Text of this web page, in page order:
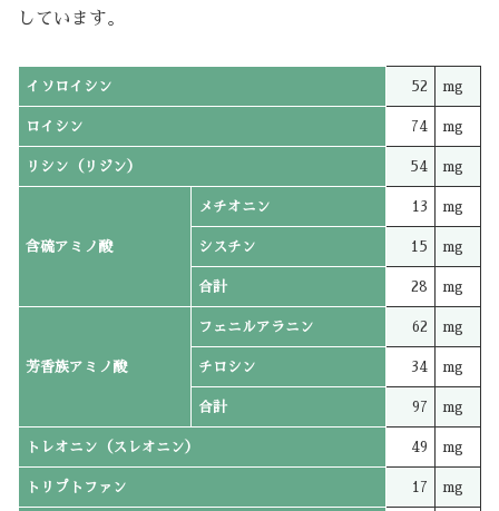
しています。
イソロイシン 52 mg
ロイシン 74 mg
リシン（リジン） 54 mg
含硫アミノ酸
メチオニン 13 mg
シスチン 15 mg
合計 28 mg
芳香族アミノ酸
フェニルアラニン 62 mg
チロシン 34 mg
合計 97 mg
トレオニン（スレオニン） 49 mg
トリプトファン 17 mg